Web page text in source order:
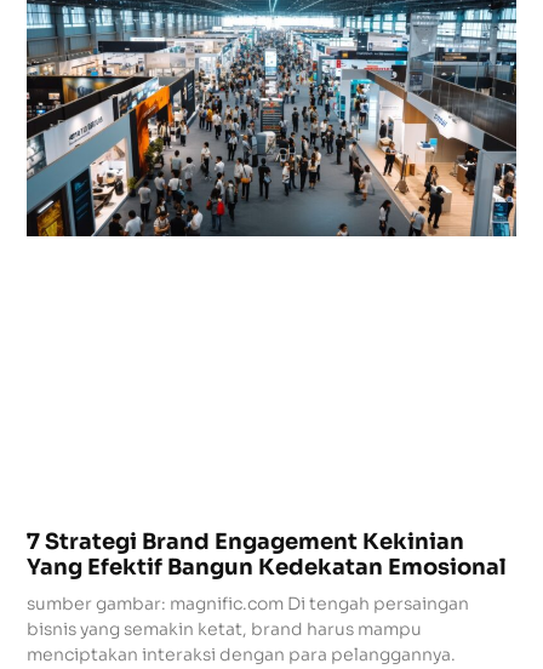
7 Strategi Brand Engagement Kekinian
Yang Efektif Bangun Kedekatan Emosional
sumber gambar: magnific.com Di tengah persaingan
bisnis yang semakin ketat, brand harus mampu
menciptakan interaksi dengan para pelanggannya.